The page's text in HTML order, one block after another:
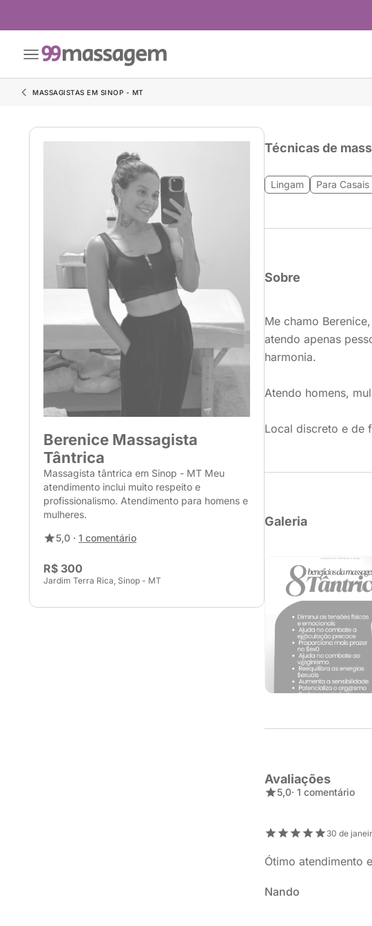
MASSAGISTAS EM SINOP - MT
Berenice Massagista
Tântrica
Massagista tântrica em Sinop - MT Meu
atendimento inclui muito respeito e
profissionalismo. Atendimento para homens e
mulheres.
5,0 · 1 comentário
R$ 300
Jardim Terra Rica, Sinop - MT
Técnicas de
Lingam Para Casais
Sobre
Me chamo
atendo apenas
harmonia.
Atendo homens,
Local discreto e de
Galeria
Avaliações
5,0· 1 comentário
30 de
Ótimo atendimento
Nando